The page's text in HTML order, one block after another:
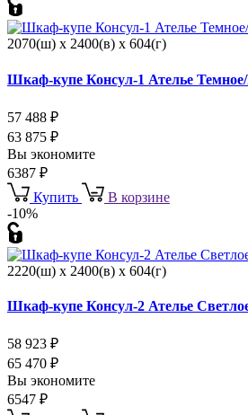
2070(ш) x 2400(в) x 604(г)
Шкаф-купе Консул-1 Ателье
57 488 ₽
63 875 ₽
Вы экономите
6387 ₽
Купить
В корзине
-10%
2220(ш) x 2400(в) x 604(г)
Шкаф-купе Консул-2 Ателье
58 923 ₽
65 470 ₽
Вы экономите
6547 ₽